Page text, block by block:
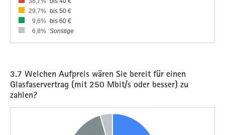
29,7% bis 50 €
9,6% bis 60 €
6,8% Sonstige
3.7 Welchen Aufpreis wären Sie bereit für einen
Glasfaservertrag (mit 250 Mbit/s oder besser) zu
zahlen?